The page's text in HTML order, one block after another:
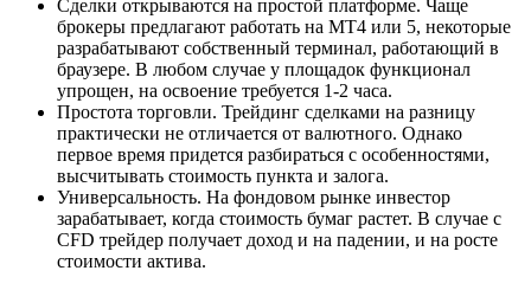
Сделки открываются на простой платформе. Чаще
брокеры предлагают работать на МТ4 или 5, некоторые
разрабатывают собственный терминал, работающий в
браузере. В любом случае у площадок функционал
упрощен, на освоение требуется 1-2 часа.
Простота торговли. Трейдинг сделками на разницу
практически не отличается от валютного. Однако
первое время придется разбираться с особенностями,
высчитывать стоимость пункта и залога.
Универсальность. На фондовом рынке инвестор
зарабатывает, когда стоимость бумаг растет. В случае с
CFD трейдер получает доход и на падении, и на росте
стоимости актива.